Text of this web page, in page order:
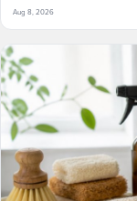
Aug 8, 2026